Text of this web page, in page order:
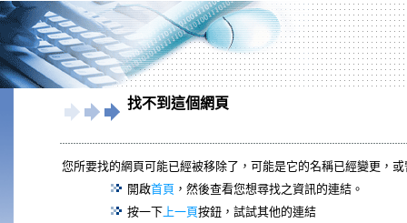
找不到這個網頁
您所要找的網頁可能已經被移除了，可能是它的名稱已經變更，
開啟首頁 ，然後查看您想尋找之資訊的連結。
按一下上一頁按鈕，試試其他的連結